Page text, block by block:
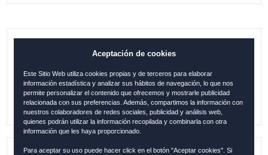
B. 38X30 VISTA SEVILLA DENIM AZUL
22.95€
Aceptación de cookies
Este Sitio Web utiliza cookies propias y de terceros para elaborar
información estadística y analizar sus hábitos de navegación, lo que nos
permite personalizar el contenido que ofrecemos y mostrarle publicidad
relacionada con sus preferencias. Además, compartimos la información con
nuestros colaboradores de redes sociales, publicidad y análisis web,
quienes podrán utilizar la información recopilada y combinarla con otra
información que les haya proporcionado.
Para aceptar su uso puede hacer click en el botón "Aceptar cookies". Si